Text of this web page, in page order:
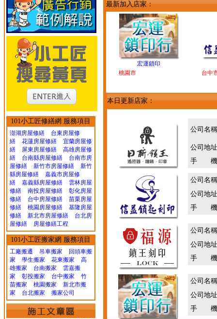
101小工匠修繕網 服務項目
澎湖房屋修繕
台東房屋修
繕
花蓮房屋修繕
宜蘭房屋修
繕
屏東房屋修繕
高雄房屋修
繕
台南縣房屋修繕
台南市房
屋修繕
新竹市房屋修繕
新竹
縣房屋修繕
嘉義市房屋修
繕
嘉義縣房屋修繕
雲林房屋
修繕
南投房屋修繕
彰化房屋
修繕
台中房屋修繕
苗栗房屋
修繕
桃園房屋修繕
基隆房屋
修繕
新北市房屋修繕
台北房
屋修繕
房屋修繕工程
101小工匠搬家網 服務項目
工廠搬遷 吊車搬家
回頭車搬
家
學生搬家 花東搬家
高
雄搬家
台南搬家
雲嘉搬
家
彰投搬家 台中搬家
竹
苗搬家
桃園搬家
新北市搬
家
台北搬家 搬家公司
最新加入店家：
宏運鎖印
桃園市
台中
本日更新店家：
公司名
公司地
手 機
公司名
公司地
手 機
公司名
公司地
手 機
公司名
公司地
手 機